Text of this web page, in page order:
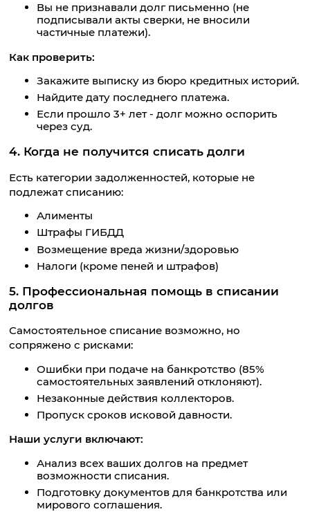
Вы не признавали долг письменно (не
подписывали акты сверки, не вносили
частичные платежи).
Как проверить:
Закажите выписку из бюро кредитных историй.
Найдите дату последнего платежа.
Если прошло 3+ лет - долг можно оспорить
через суд.
4. Когда не получится списать долги
Есть категории задолженностей, которые не
подлежат списанию:
Алименты
Штрафы ГИБДД
Возмещение вреда жизни/здоровью
Налоги (кроме пеней и штрафов)
5. Профессиональная помощь в списании
долгов
Самостоятельное списание возможно, но
сопряжено с рисками:
Ошибки при подаче на банкротство (85%
самостоятельных заявлений отклоняют).
Незаконные действия коллекторов.
Пропуск сроков исковой давности.
Наши услуги включают:
Анализ всех ваших долгов на предмет
возможности списания.
Подготовку документов для банкротства или
мирового соглашения.